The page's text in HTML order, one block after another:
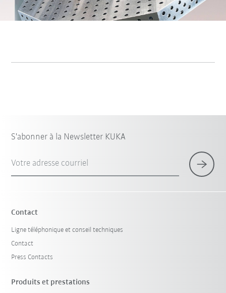
S'abonner à la Newsletter KUKA
Votre adresse courriel
Contact
Ligne téléphonique et conseil techniques
Contact
Press Contacts
Produits et prestations